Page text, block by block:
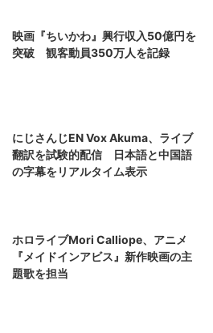
映画『ちいかわ』興行収入50億円を
突破 観客動員350万人を記録
にじさんじEN Vox Akuma、ライブ
翻訳を試験的配信 日本語と中国語
の字幕をリアルタイム表示
ホロライブMori Calliope、アニメ
『メイドインアビス』新作映画の主
題歌を担当